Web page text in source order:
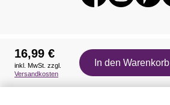
Auszeichnungen
16,99 €
inkl. MwSt. zzgl.
Versandkosten
In den Warenkorb